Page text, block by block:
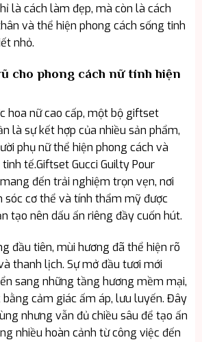
là cách làm đẹp, mà còn là cách
và thể hiện phong cách sống tinh
nhỏ.
cho phong cách nữ tính hiện
hoa nữ cao cấp, một bộ giftset
là sự kết hợp của nhiều sản phẩm,
phụ nữ thể hiện phong cách và
tế.Giftset Gucci Guilty Pour
mang đến trải nghiệm trọn vẹn, nơi
sóc cơ thể và tính thẩm mỹ được
tạo nên dấu ấn riêng đầy cuốn hút.
đầu tiên, mùi hương đã thể hiện rõ
thanh lịch. Sự mở đầu tươi mới
sang những tầng hương mềm mại,
cảm giác ấm áp, lưu luyến. Đây
nhưng vẫn đủ chiều sâu để tạo ấn
nhiều hoàn cảnh từ công việc đến